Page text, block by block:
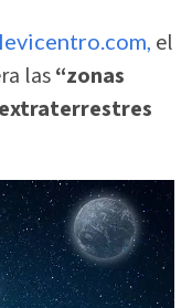
el
las“zonas